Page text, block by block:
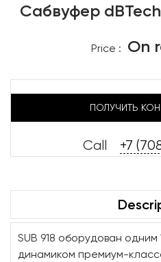
Сабвуфер
Price : On
ПОЛУЧИТЬ
Call +7
SUB 918 оборудован
динамиком премиум-